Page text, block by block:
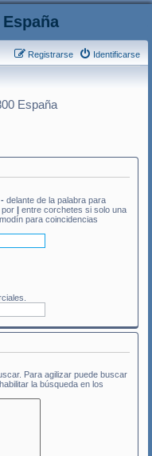
Identificarse
Registrarse
España
- delante de la palabra para
por | entre corchetes si solo una
para coincidencias
Para agilizar puede buscar
la búsqueda en los